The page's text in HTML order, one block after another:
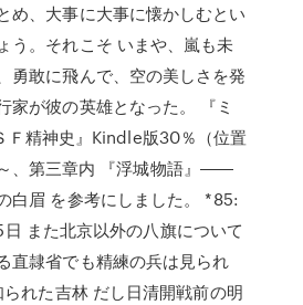
め、大事に大事に懐かしむとい
う。それこそ いまや、嵐も未
勇敢に飛んで、空の美しさを発
家が彼の英雄となった。 『ミ
Ｆ精神史』Kindle版30％（位置
、第三章内 『浮城物語』――
白眉 を参考にしました。 *85:
また北京以外の八旗について
直隷省でも精練の兵は見られ
れた吉林 だし日清開戦前の明